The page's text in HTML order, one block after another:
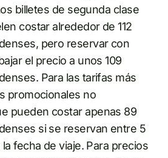
billetes de segunda clase
costar alrededor de 112
pero reservar con
el precio a unos 109
Para las tarifas más
promocionales no
pueden costar apenas 89
si se reservan entre 5
fecha de viaje. Para precios